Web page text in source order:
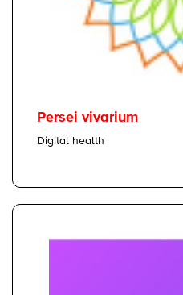
Persei vivarium
Digital health